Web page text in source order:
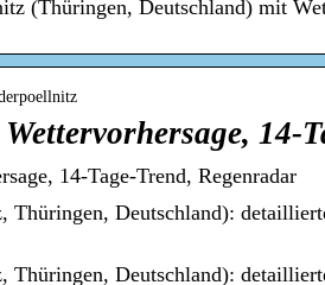
(Thüringen, Deutschland) mit
14-
14-Tage-Trend, Regenradar
Deutschland):
Deutschland):